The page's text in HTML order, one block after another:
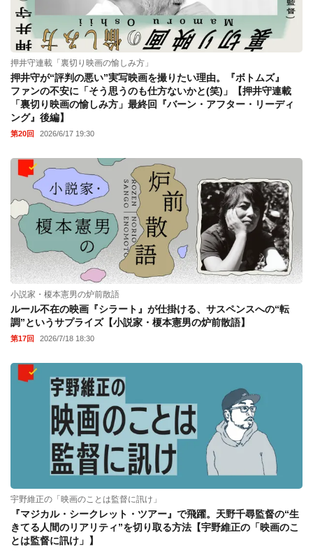
押井守連載「裏切り映画の愉しみ方」
押井守が“評判の悪い”実写映画を撮りたい理由。『ボトムズ』
ファンの不安に「そう思うのも仕方ないかと(笑)」【押井守連載
「裏切り映画の愉しみ方」最終回『バーン・アフター・リーディ
ング』後編】
第20回 2026/6/17 19:30
小説家・榎本憲男の炉前散語
ルール不在の映画『シラート』が仕掛ける、サスペンスへの“転
調”というサプライズ【小説家・榎本憲男の炉前散語】
第17回 2026/7/18 18:30
宇野維正の「映画のことは監督に訊け」
『マジカル・シークレット・ツアー』で飛躍。天野千尋監督の“生
きてる人間のリアリティ”を切り取る方法【宇野維正の「映画のこ
とは監督に訊け」】